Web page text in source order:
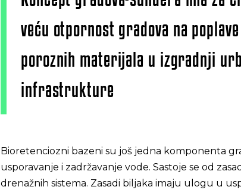
veću otpornost gradova na
poroznih materijala u izgradnji
infrastrukture
Bioretenciozni bazeni su još jedna komponenta
usporavanje i zadržavanje vode. Sastoje se od
drenažnih sistema. Zasadi biljaka imaju ulogu u